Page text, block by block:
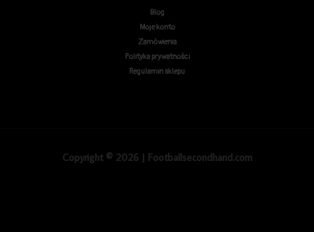
Blog
Moje konto
Zamówienia
Polityka prywatności
Regulamin sklepu
Copyright © 2026 | Footballsecondhand.com